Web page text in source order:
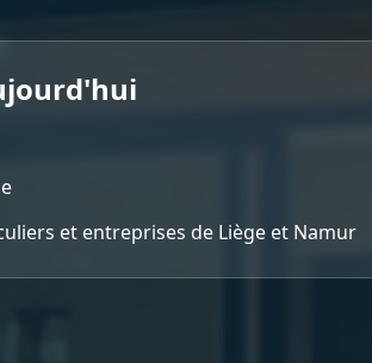
et entreprises de Liège et Namur